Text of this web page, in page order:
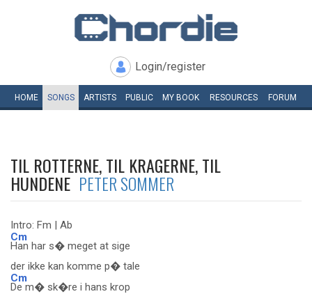
Login/register
HOME SONGS ARTISTS PUBLIC MY BOOK RESOURCES FORUM
TIL ROTTERNE, TIL KRAGERNE, TIL
HUNDENE PETER SOMMER
Intro: Fm | Ab
Cm
Han har s� meget at sige
der ikke kan komme p� tale
Cm
De m� sk�re i hans krop